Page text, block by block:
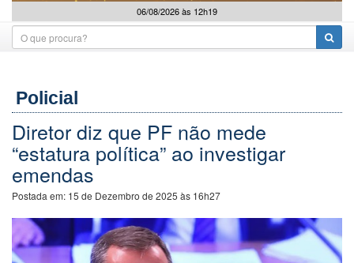
06/08/2026 às 12h19
Policial
Diretor diz que PF não mede
“estatura política” ao investigar
emendas
Postada em: 15 de Dezembro de 2025 às 16h27